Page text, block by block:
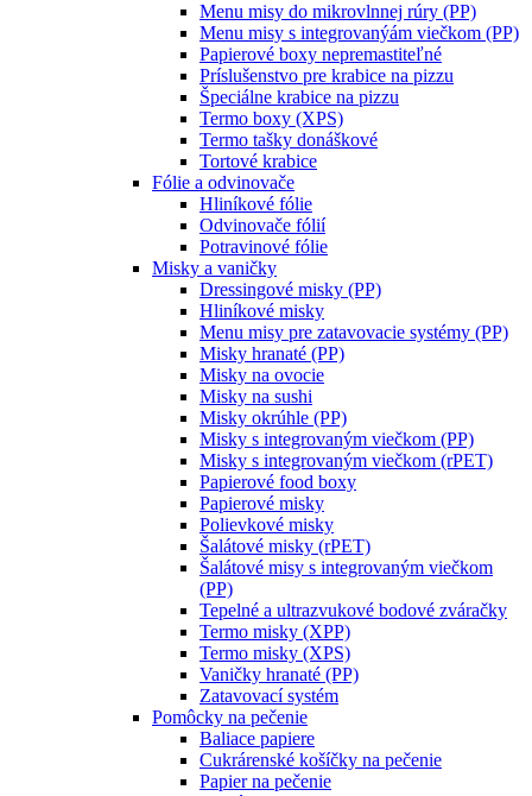
Menu misy do mikrovlnnej rúry (PP)
Menu misy s integrovanýám viečkom (PP)
Papierové boxy nepremastiteľné
Príslušenstvo pre krabice na pizzu
Špeciálne krabice na pizzu
Termo boxy (XPS)
Termo tašky donáškové
Tortové krabice
Fólie a odvinovače
Hliníkové fólie
Odvinovače fólií
Potravinové fólie
Misky a vaničky
Dressingové misky (PP)
Hliníkové misky
Menu misy pre zatavovacie systémy (PP)
Misky hranaté (PP)
Misky na ovocie
Misky na sushi
Misky okrúhle (PP)
Misky s integrovaným viečkom (PP)
Misky s integrovaným viečkom (rPET)
Papierové food boxy
Papierové misky
Polievkové misky
Šalátové misky (rPET)
Šalátové misy s integrovaným viečkom
(PP)
Tepelné a ultrazvukové bodové zváračky
Termo misky (XPP)
Termo misky (XPS)
Vaničky hranaté (PP)
Zatavovací systém
Pomôcky na pečenie
Baliace papiere
Cukrárenské košíčky na pečenie
Papier na pečenie